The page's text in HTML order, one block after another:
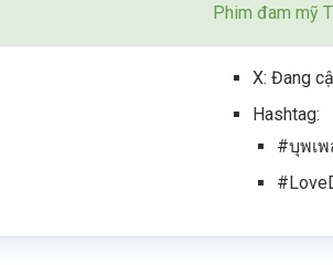
Phim đam mỹ
X: Đang
Hashtag:
#บุพเ